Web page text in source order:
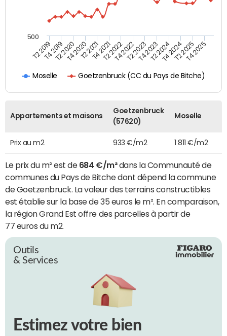
Moselle Goetzenbruck (CC du Pays de Bitche)
T2 2019T4 2019T2 2020T4 2020T2 2021T4 2021T2 2022T4 2022T2 2023T4 2023T2 2024T4 2024T2 2025T4 2025
500
Appartements et maisons
Goetzenbruck
(57620)
Moselle
Prix au m2 933 €/m2 1 811 €/m2
Le prix du m² est de 684 €/m²dans la Communauté de
communes du Pays de Bitche dont dépend la commune
de Goetzenbruck. La valeur des terrains constructibles
est établie sur la base de 35 euros le m². En comparaison,
la région Grand Est offre des parcelles à partir de
77 euros du m2.
Outils
& Services
Estimez votre bien